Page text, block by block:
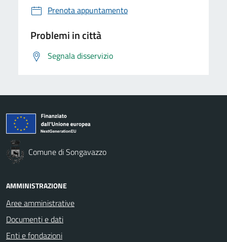
Prenota appuntamento
Problemi in città
Segnala disservizio
Comune di Songavazzo
AMMINISTRAZIONE
Aree amministrative
Documenti e dati
Enti e fondazioni